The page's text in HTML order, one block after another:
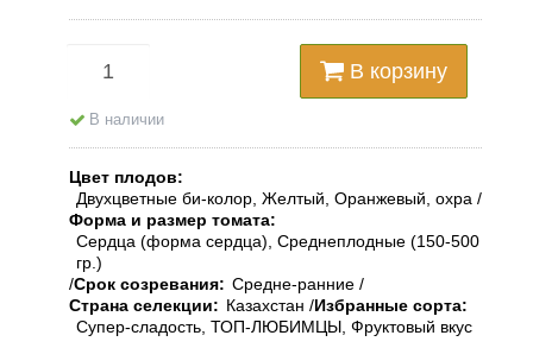
В корзину
В наличии
Цвет плодов
Двухцветные би-колор, Желтый, Оранжевый, охра
Форма и размер томата
Сердца (форма сердца), Среднеплодные (150-500
гр.)
Срок созревания
Средне-ранние
Страна селекции
Казахстан Избранные сорта
Супер-сладость, ТОП-ЛЮБИМЦЫ, Фруктовый вкус